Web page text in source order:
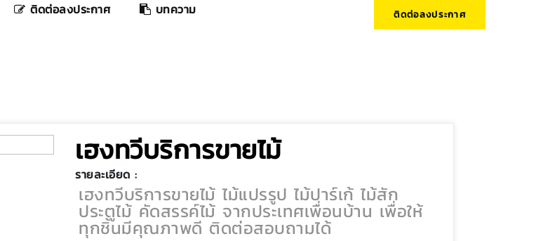
ติดต่อลงประกาศ
ติดต่อลงประกาศ บทความ
เฮงทวีบริการขายไม้
รายละเอียด :
เฮงทวีบริการขายไม้ ไม้แปรรูป ไม้ปาร์เก้ ไม้สัก
ประตูไม้ คัดสรรค์ไม้ จากประเทศเพื่อนบ้าน เพื่อให้
ทุกชิ้นมีคุณภาพดี ติดต่อสอบถามได้